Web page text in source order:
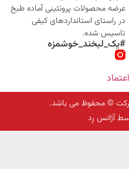
عرضه محصولات پروتئینی آماده طبخ
در راستای استانداردهای کیفی
تاسیس شده.
#یک_لبخند_خوشمزه
© محفوظ می باشد.
آژانس رِد